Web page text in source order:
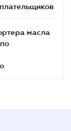
масла